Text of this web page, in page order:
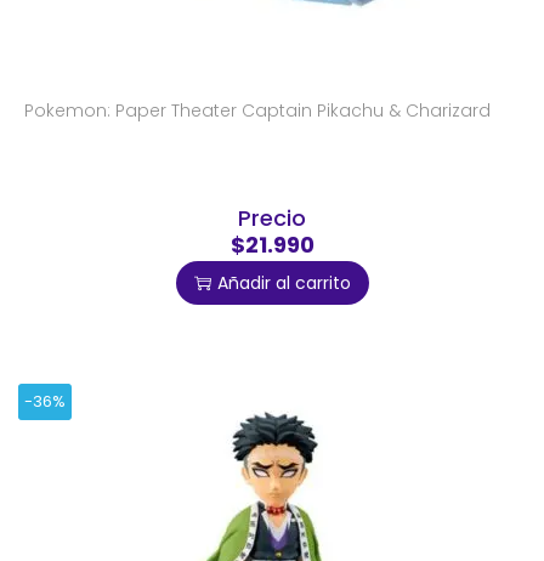
Pokemon: Paper Theater Captain Pikachu & Charizard
Precio
$21.990
Añadir al carrito
-36%